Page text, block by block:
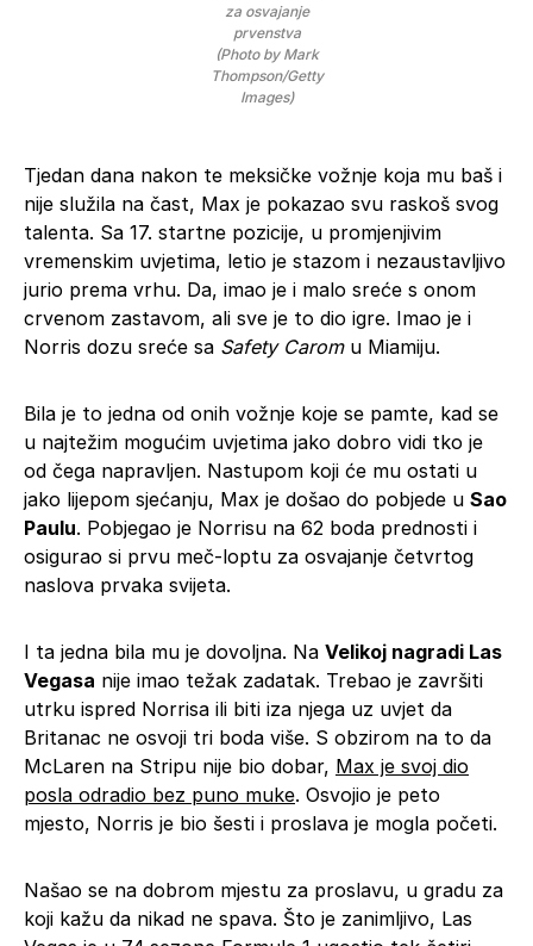
za osvajanje
prvenstva
(Photo by Mark
Thompson/Getty
Images)
Tjedan dana nakon te meksičke vožnje koja mu baš i
nije služila na čast, Max je pokazao svu raskoš svog
talenta. Sa 17. startne pozicije, u promjenjivim
vremenskim uvjetima, letio je stazom i nezaustavljivo
jurio prema vrhu. Da, imao je i malo sreće s onom
crvenom zastavom, ali sve je to dio igre. Imao je i
Norris dozu sreće sa Safety Caromu Miamiju.
Bila je to jedna od onih vožnje koje se pamte, kad se
u najtežim mogućim uvjetima jako dobro vidi tko je
od čega napravljen. Nastupom koji će mu ostati u
jako lijepom sjećanju, Max je došao do pobjede u Sao
Paulu. Pobjegao je Norrisu na 62 boda prednosti i
osigurao si prvu meč-loptu za osvajanje četvrtog
naslova prvaka svijeta.
I ta jedna bila mu je dovoljna. Na Velikoj nagradi Las
Vegasa nije imao težak zadatak. Trebao je završiti
utrku ispred Norrisa ili biti iza njega uz uvjet da
Britanac ne osvoji tri boda više. S obzirom na to da
McLaren na Stripu nije bio dobar, Max je svoj dio
posla odradio bez puno muke. Osvojio je peto
mjesto, Norris je bio šesti i proslava je mogla početi.
Našao se na dobrom mjestu za proslavu, u gradu za
koji kažu da nikad ne spava. Što je zanimljivo, Las